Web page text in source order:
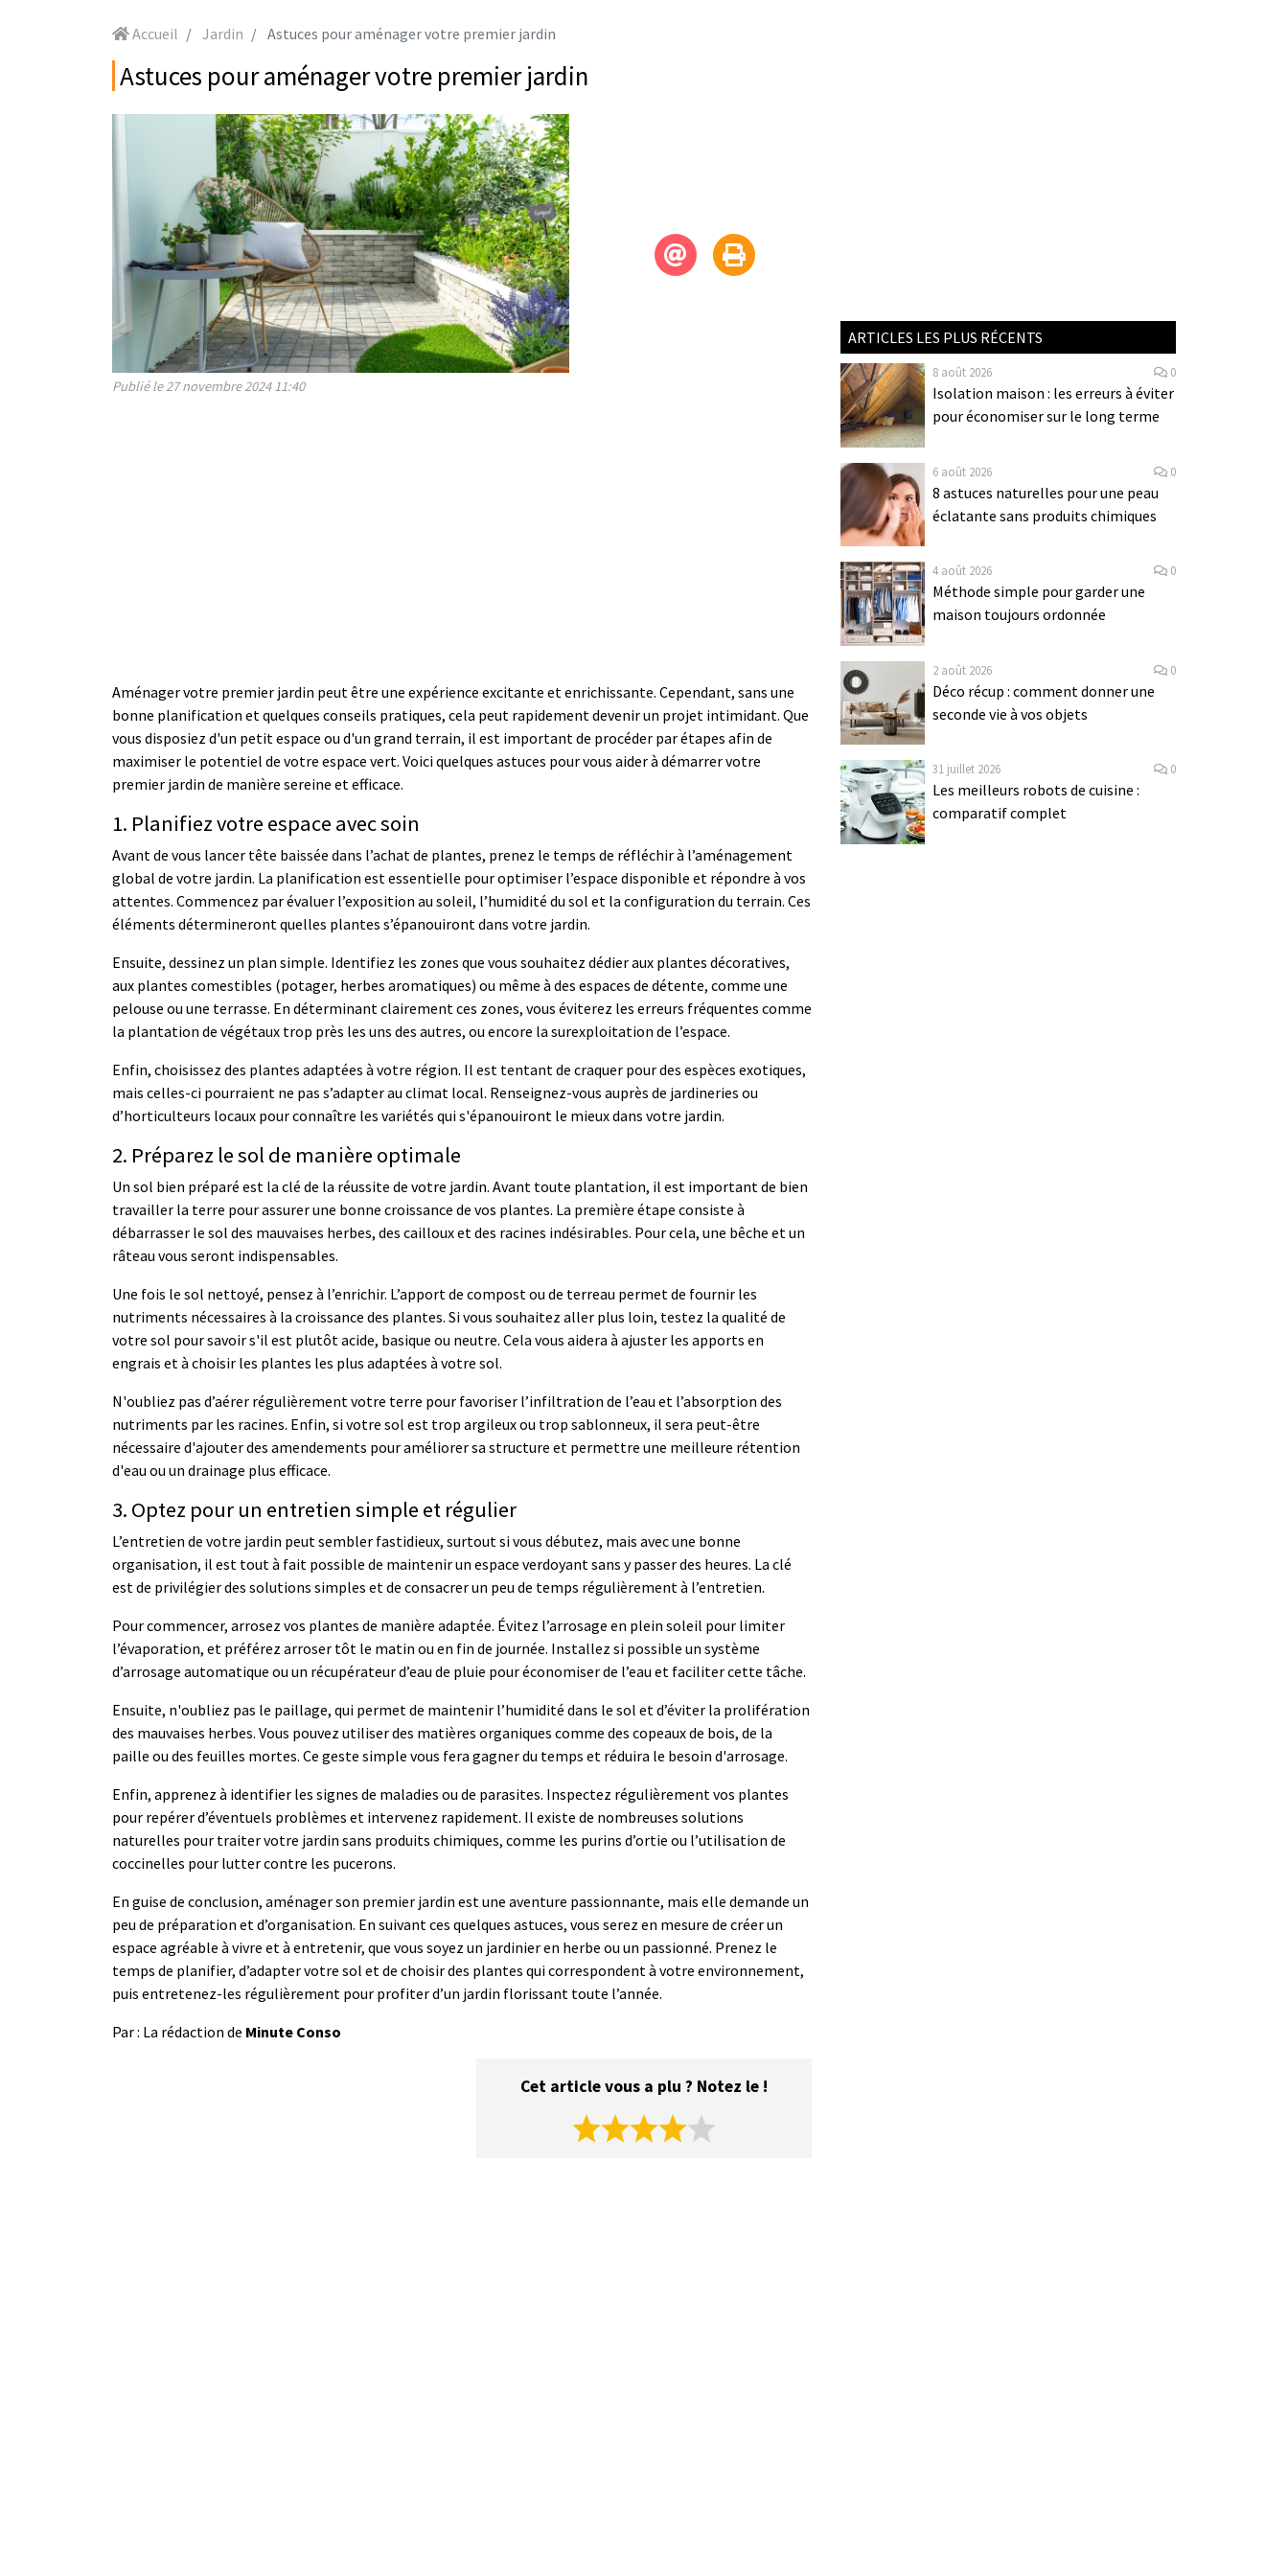
Accueil Jardin Astuces pour aménager votre premier jardin
Astuces pour aménager votre premier jardin
Publié le 27 novembre 2024 11:40
Aménager votre premier jardin peut être une expérience excitante et enrichissante. Cependant, sans une
bonne planification et quelques conseils pratiques, cela peut rapidement devenir un projet intimidant. Que
vous disposiez d'un petit espace ou d'un grand terrain, il est important de procéder par étapes afin de
maximiser le potentiel de votre espace vert. Voici quelques astuces pour vous aider à démarrer votre
premier jardin de manière sereine et efficace.
1. Planifiez votre espace avec soin
Avant de vous lancer tête baissée dans l’achat de plantes, prenez le temps de réfléchir à l’aménagement
global de votre jardin. La planification est essentielle pour optimiser l’espace disponible et répondre à vos
attentes. Commencez par évaluer l’exposition au soleil, l’humidité du sol et la configuration du terrain. Ces
éléments détermineront quelles plantes s’épanouiront dans votre jardin.
Ensuite, dessinez un plan simple. Identifiez les zones que vous souhaitez dédier aux plantes décoratives,
aux plantes comestibles (potager, herbes aromatiques) ou même à des espaces de détente, comme une
pelouse ou une terrasse. En déterminant clairement ces zones, vous éviterez les erreurs fréquentes comme
la plantation de végétaux trop près les uns des autres, ou encore la surexploitation de l’espace.
Enfin, choisissez des plantes adaptées à votre région. Il est tentant de craquer pour des espèces exotiques,
mais celles-ci pourraient ne pas s’adapter au climat local. Renseignez-vous auprès de jardineries ou
d’horticulteurs locaux pour connaître les variétés qui s'épanouiront le mieux dans votre jardin.
2. Préparez le sol de manière optimale
Un sol bien préparé est la clé de la réussite de votre jardin. Avant toute plantation, il est important de bien
travailler la terre pour assurer une bonne croissance de vos plantes. La première étape consiste à
débarrasser le sol des mauvaises herbes, des cailloux et des racines indésirables. Pour cela, une bêche et un
râteau vous seront indispensables.
Une fois le sol nettoyé, pensez à l’enrichir. L’apport de compost ou de terreau permet de fournir les
nutriments nécessaires à la croissance des plantes. Si vous souhaitez aller plus loin, testez la qualité de
votre sol pour savoir s'il est plutôt acide, basique ou neutre. Cela vous aidera à ajuster les apports en
engrais et à choisir les plantes les plus adaptées à votre sol.
N'oubliez pas d’aérer régulièrement votre terre pour favoriser l’infiltration de l’eau et l’absorption des
nutriments par les racines. Enfin, si votre sol est trop argileux ou trop sablonneux, il sera peut-être
nécessaire d'ajouter des amendements pour améliorer sa structure et permettre une meilleure rétention
d'eau ou un drainage plus efficace.
3. Optez pour un entretien simple et régulier
L’entretien de votre jardin peut sembler fastidieux, surtout si vous débutez, mais avec une bonne
organisation, il est tout à fait possible de maintenir un espace verdoyant sans y passer des heures. La clé
est de privilégier des solutions simples et de consacrer un peu de temps régulièrement à l’entretien.
Pour commencer, arrosez vos plantes de manière adaptée. Évitez l’arrosage en plein soleil pour limiter
l’évaporation, et préférez arroser tôt le matin ou en fin de journée. Installez si possible un système
d’arrosage automatique ou un récupérateur d’eau de pluie pour économiser de l’eau et faciliter cette tâche.
Ensuite, n'oubliez pas le paillage, qui permet de maintenir l’humidité dans le sol et d’éviter la prolifération
des mauvaises herbes. Vous pouvez utiliser des matières organiques comme des copeaux de bois, de la
paille ou des feuilles mortes. Ce geste simple vous fera gagner du temps et réduira le besoin d'arrosage.
Enfin, apprenez à identifier les signes de maladies ou de parasites. Inspectez régulièrement vos plantes
pour repérer d’éventuels problèmes et intervenez rapidement. Il existe de nombreuses solutions
naturelles pour traiter votre jardin sans produits chimiques, comme les purins d’ortie ou l’utilisation de
coccinelles pour lutter contre les pucerons.
En guise de conclusion, aménager son premier jardin est une aventure passionnante, mais elle demande un
peu de préparation et d’organisation. En suivant ces quelques astuces, vous serez en mesure de créer un
espace agréable à vivre et à entretenir, que vous soyez un jardinier en herbe ou un passionné. Prenez le
temps de planifier, d’adapter votre sol et de choisir des plantes qui correspondent à votre environnement,
puis entretenez-les régulièrement pour profiter d’un jardin florissant toute l’année.
Par : La rédaction de Minute Conso
Cet article vous a plu ? Notez le !
ARTICLES LES PLUS RÉCENTS
8 août 2026 0
Isolation maison : les erreurs à éviter
pour économiser sur le long terme
6 août 2026 0
8 astuces naturelles pour une peau
éclatante sans produits chimiques
4 août 2026 0
Méthode simple pour garder une
maison toujours ordonnée
2 août 2026 0
Déco récup : comment donner une
seconde vie à vos objets
31 juillet 2026 0
Les meilleurs robots de cuisine :
comparatif complet